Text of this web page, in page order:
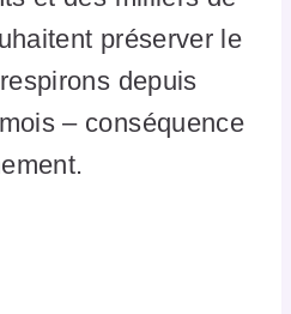
préserver le
depuis
– conséquence